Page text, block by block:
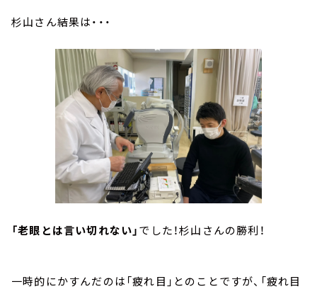
杉山さん結果は・・・
「老眼とは言い切れない」でした！杉山さんの勝利！
一時的にかすんだのは「疲れ目」とのことですが、「疲れ目